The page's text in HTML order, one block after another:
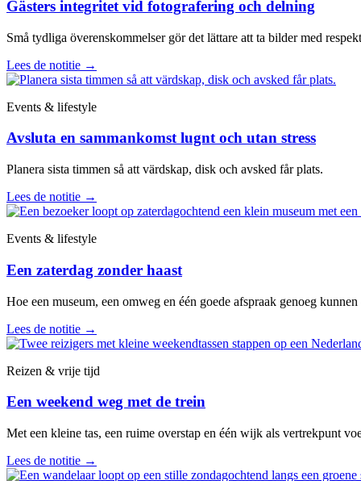
Gästers integritet vid fotografering och delning
Små tydliga överenskommelser gör det lättare att ta bilder med
Lees de notitie →
Events & lifestyle
Avsluta en sammankomst lugnt och utan stress
Planera sista timmen så att värdskap, disk och avsked får plats.
Lees de notitie →
Events & lifestyle
Een zaterdag zonder haast
Hoe een museum, een omweg en één goede afspraak genoeg
Lees de notitie →
Reizen & vrije tijd
Een weekend weg met de trein
Met een kleine tas, een ruime overstap en één wijk als vertrekpunt
Lees de notitie →